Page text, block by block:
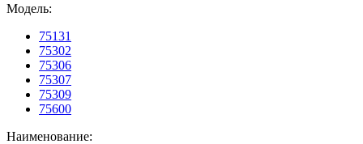
Модель:
75131
75302
75306
75307
75309
75600
Наименование: